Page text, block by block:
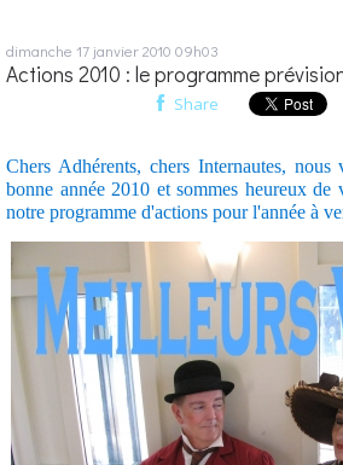
dimanche 17 janvier 2010 09h03
Actions 2010 : le programme
Share
Chers Adhérents, chers Internautes, nous
bonne année 2010 et sommes heureux de
notre programme d'actions pourl'année à